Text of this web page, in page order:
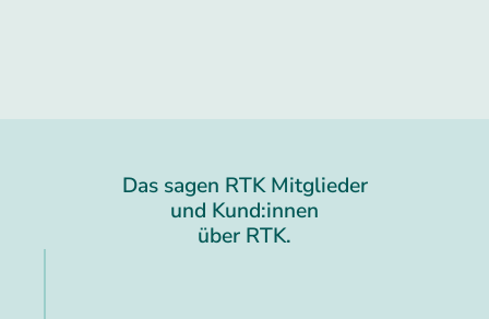
Das sagen RTK Mitglieder
und Kund:innen
über RTK.